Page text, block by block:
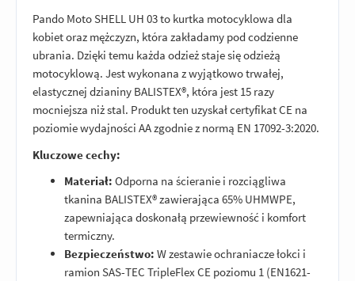
Pando Moto SHELL UH 03 to kurtka motocyklowa dla
kobiet oraz mężczyzn, która zakładamy pod codzienne
ubrania. Dzięki temu każda odzież staje się odzieżą
motocyklową. Jest wykonana z wyjątkowo trwałej,
elastycznej dzianiny BALISTEX®, która jest 15 razy
mocniejsza niż stal. Produkt ten uzyskał certyfikat CE na
poziomie wydajności AA zgodnie z normą EN 17092-3:2020.
Kluczowe cechy:
Materiał: Odporna na ścieranie i rozciągliwa
tkanina BALISTEX® zawierająca 65% UHMWPE,
zapewniająca doskonałą przewiewność i komfort
termiczny.
Bezpieczeństwo: W zestawie ochraniacze łokci i
ramion SAS-TEC TripleFlex CE poziomu 1 (EN1621-